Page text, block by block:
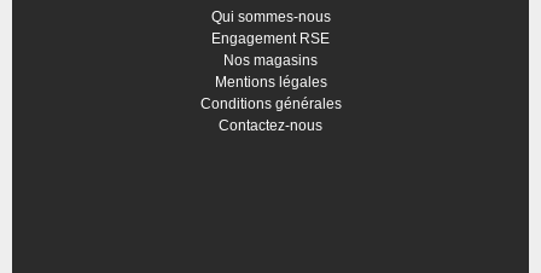
Qui sommes-nous
Engagement RSE
Nos magasins
Mentions légales
Conditions générales
Contactez-nous